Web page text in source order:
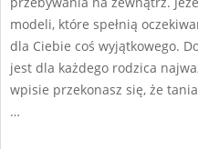
modeli, które spełnią
dla Ciebie coś wyjątkowego.
jest dla każdego rodzica
wpisie przekonasz się, że
…